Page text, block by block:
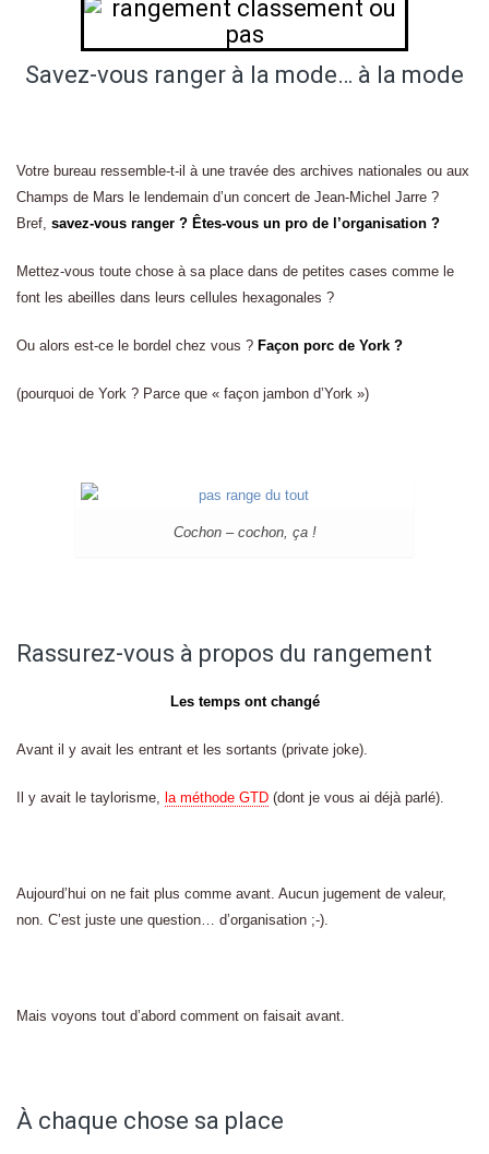
Savez-vous ranger à la mode… à la mode
Votre bureau ressemble-t-il à une travée des archives nationales ou aux
Champs de Mars le lendemain d’un concert de Jean-Michel Jarre ?
Bref, savez-vous ranger ? Êtes-vous un pro de l’organisation ?
Mettez-vous toute chose à sa place dans de petites cases comme le
font les abeilles dans leurs cellules hexagonales ?
Ou alors est-ce le bordel chez vous ? Façon porc de York ?
(pourquoi de York ? Parce que « façon jambon d’York »)
Cochon – cochon, ça !
Rassurez-vous à propos du rangement
Les temps ont changé
Avant il y avait les entrant et les sortants (private joke).
Il y avait le taylorisme, la méthode GTD (dont je vous ai déjà parlé).
Aujourd’hui on ne fait plus comme avant. Aucun jugement de valeur,
non. C’est juste une question… d’organisation ;-).
Mais voyons tout d’abord comment on faisait avant.
À chaque chose sa place